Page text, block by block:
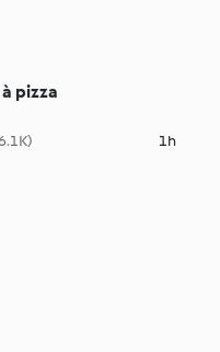
pizza
1h